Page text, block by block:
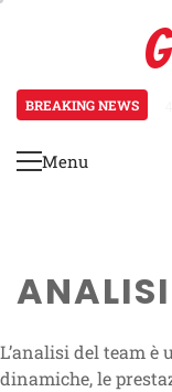
BREAKING NEWS
Primary
Menu
L’analisi del team è
dinamiche, le